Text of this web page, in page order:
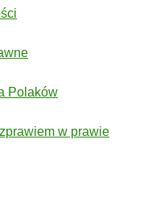
Polaków
w prawie